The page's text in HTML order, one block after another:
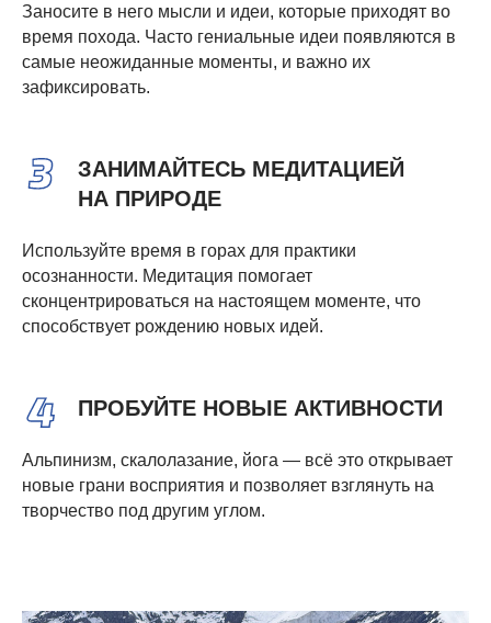
Заносите в него мысли и идеи, которые приходят во
время похода. Часто гениальные идеи появляются в
самые неожиданные моменты, и важно их
зафиксировать.
ЗАНИМАЙТЕСЬ МЕДИТАЦИЕЙ
НА ПРИРОДЕ
Используйте время в горах для практики
осознанности. Медитация помогает
сконцентрироваться на настоящем моменте, что
способствует рождению новых идей.
ПРОБУЙТЕ НОВЫЕ АКТИВНОСТИ
Альпинизм, скалолазание, йога — всё это открывает
новые грани восприятия и позволяет взглянуть на
творчество под другим углом.